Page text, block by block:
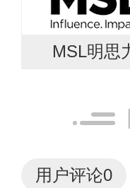
MSL明思
用户评论0